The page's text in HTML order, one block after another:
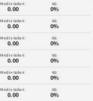
Medie Goluri:
0.00
GG:
0%
Medie Goluri:
0.00
GG:
0%
Medie Goluri:
0.00
GG:
0%
Medie Goluri:
0.00
GG:
0%
Medie Goluri:
0.00
GG:
0%
Medie Goluri:
0.00
GG:
0%